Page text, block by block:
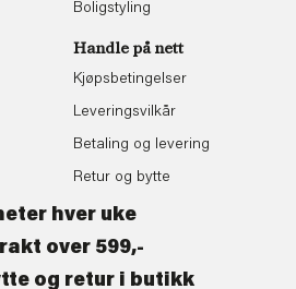
Boligstyling
Handle på nett
Kjøpsbetingelser
Leveringsvilkår
Betaling og levering
Retur og bytte
hver uke
over 599,-
og retur i butikk